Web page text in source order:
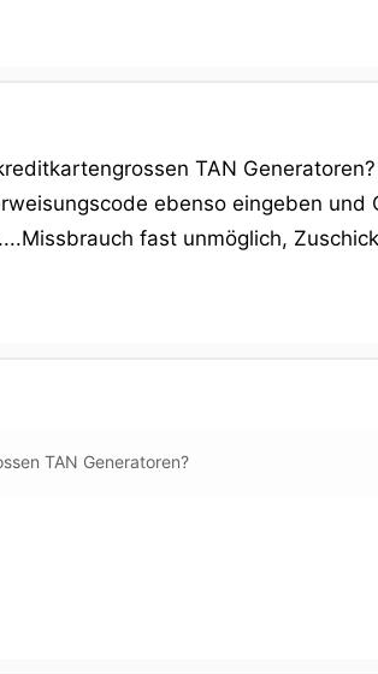
TAN
ebenso eingeben und
fast unmöglich,
TAN Generatoren?